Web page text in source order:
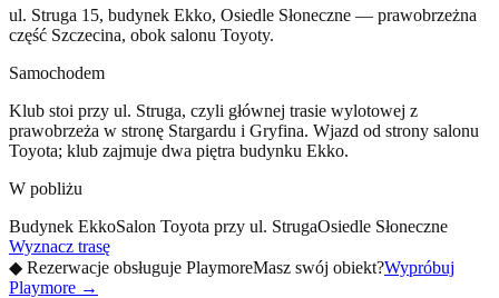
ul. Struga 15, budynek Ekko, Osiedle Słoneczne — prawobrzeżna
część Szczecina, obok salonu Toyoty.
Samochodem
Klub stoi przy ul. Struga, czyli głównej trasie wylotowej z
prawobrzeża w stronę Stargardu i Gryfina. Wjazd od strony salonu
Toyota; klub zajmuje dwa piętra budynku Ekko.
W pobliżu
Budynek EkkoSalon Toyota przy ul. StrugaOsiedle Słoneczne
Wyznacz trasę
◆ Rezerwacje obsługuje PlaymoreMasz swój obiekt?Wypróbuj
Playmore →